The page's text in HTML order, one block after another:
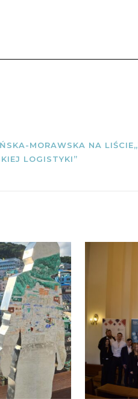
MORAWSKA NA
LOGISTYKI”